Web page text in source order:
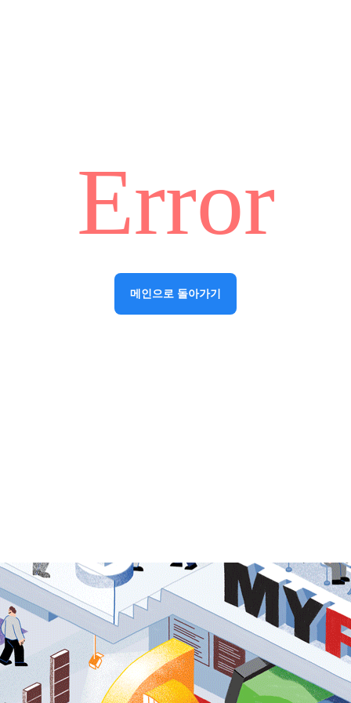
Error
메인으로 돌아가기